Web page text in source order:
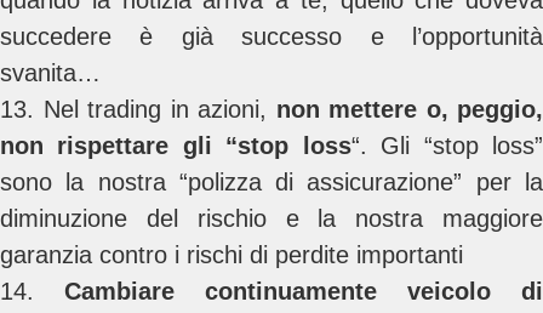
succedere è già successo e l’opportunità
svanita…
13. Nel trading in azioni, non mettere o, peggio,
non rispettare gli “stop loss“. Gli “stop loss”
sono la nostra “polizza di assicurazione” per la
diminuzione del rischio e la nostra maggiore
garanzia contro i rischi di perdite importanti
14. Cambiare continuamente veicolo di